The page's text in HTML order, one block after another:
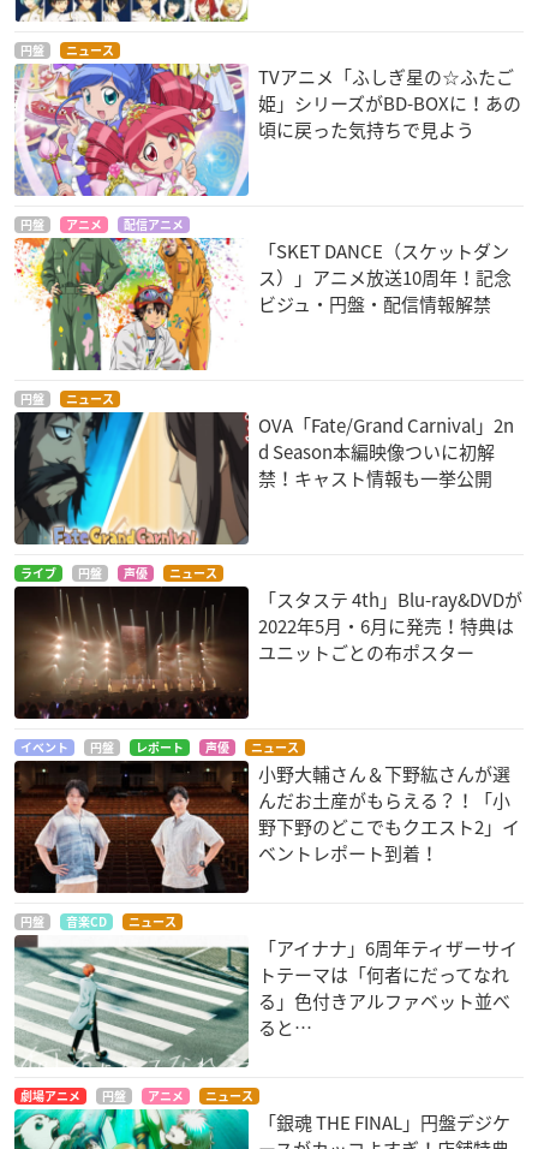
円盤 ニュース
TVアニメ「ふしぎ星の☆ふたご
姫」シリーズがBD-BOXに！あの
頃に戻った気持ちで見よう
円盤 アニメ 配信アニメ
「SKET DANCE（スケットダン
ス）」アニメ放送10周年！記念
ビジュ・円盤・配信情報解禁
円盤 ニュース
OVA「Fate/Grand Carnival」2n
d Season本編映像ついに初解
禁！キャスト情報も一挙公開
ライブ 円盤 声優 ニュース
「スタステ 4th」Blu-ray&DVDが
2022年5月・6月に発売！特典は
ユニットごとの布ポスター
イベント 円盤 レポート 声優 ニュース
小野大輔さん＆下野紘さんが選
んだお土産がもらえる？！「小
野下野のどこでもクエスト2」イ
ベントレポート到着！
円盤 音楽CD ニュース
「アイナナ」6周年ティザーサイ
トテーマは「何者にだってなれ
る」色付きアルファベット並べ
ると…
劇場アニメ 円盤 アニメ ニュース
「銀魂 THE FINAL」円盤デジケ